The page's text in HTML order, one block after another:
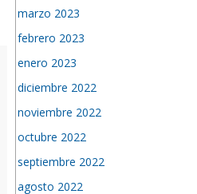
marzo 2023
febrero 2023
enero 2023
diciembre 2022
noviembre 2022
octubre 2022
septiembre 2022
agosto 2022